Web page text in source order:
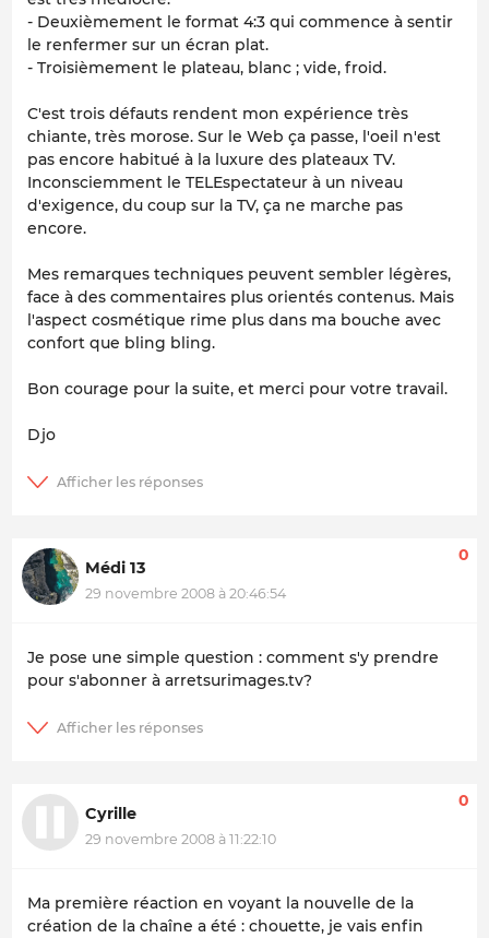
- Deuxièmement le format 4:3 qui commence à sentir
le renfermer sur un écran plat.
- Troisièmement le plateau, blanc ; vide, froid.
C'est trois défauts rendent mon expérience très
chiante, très morose. Sur le Web ça passe, l'oeil n'est
pas encore habitué à la luxure des plateaux TV.
Inconsciemment le TELEspectateur à un niveau
d'exigence, du coup sur la TV, ça ne marche pas
encore.
Mes remarques techniques peuvent sembler légères,
face à des commentaires plus orientés contenus. Mais
l'aspect cosmétique rime plus dans ma bouche avec
confort que bling bling.
Bon courage pour la suite, et merci pour votre travail.
Djo
Médi 13
29 novembre 2008 à 20:46:54
0
Je pose une simple question : comment s'y prendre
pour s'abonner à arretsurimages.tv?
Cyrille
29 novembre 2008 à 11:22:10
0
Ma première réaction en voyant la nouvelle de la
création de la chaîne a été : chouette, je vais enfin